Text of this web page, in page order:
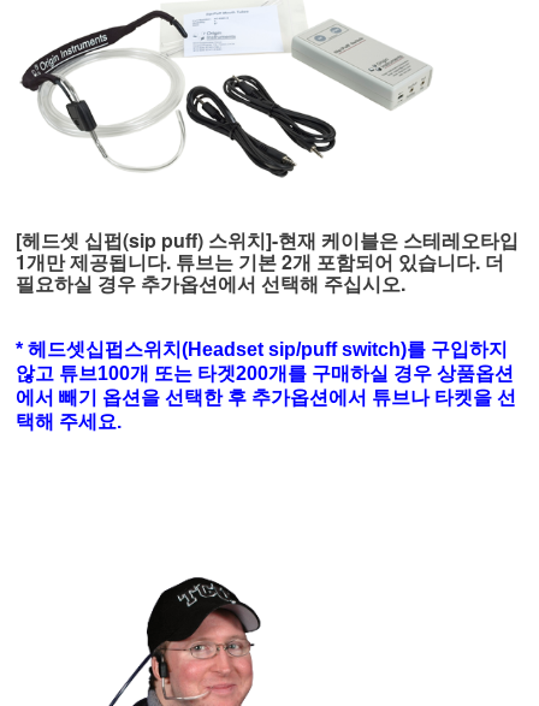
[헤드셋 십펍(sip puff) 스위치]-현재 케이블은 스테레오타입
1개만 제공됩니다. 튜브는 기본 2개 포함되어 있습니다. 더
필요하실 경우 추가옵션에서 선택해 주십시오.
*헤드셋십펍스위치(Headset sip/puff switch)를 구입하지
않고 튜브100개 또는 타겟200개를 구매하실 경우 상품옵션
에서 빼기 옵션을 선택한 후 추가옵션에서 튜브나 타켓을 선
택해 주세요.